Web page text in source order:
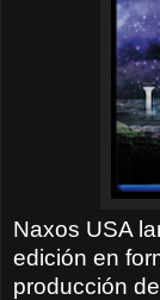
Naxos USA
edición en
producción